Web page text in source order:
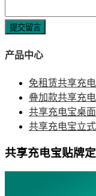
提交留言
产品中心
免租赁共享充
叠加款共享充
共享充电宝桌
共享充电宝立
共享充电宝贴牌